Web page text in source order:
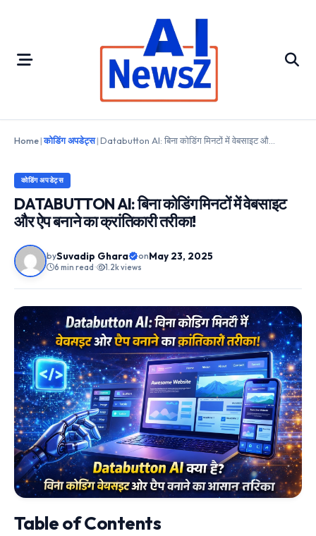
Home|कोडिंग अपडेट्स|
कोडिंग अपडेट्स
DATABUTTON AI: बिना कोडिंग मिनटों में वेबसाइट
और ऐप बनाने का क्रांतिकारी तरीका!
bySuvadip Ghara onMay 23, 2025
6 min read • 1.2k views
Table of Contents